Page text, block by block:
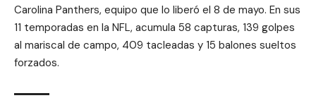
Carolina Panthers, equipo que lo liberó el 8 de mayo. En sus
11 temporadas en la NFL, acumula 58 capturas, 139 golpes
al mariscal de campo, 409 tacleadas y 15 balones sueltos
forzados.